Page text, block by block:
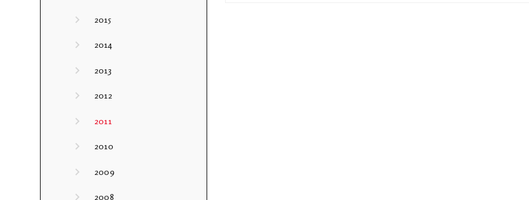
2015
2014
2013
2012
2011
2010
2009
2008